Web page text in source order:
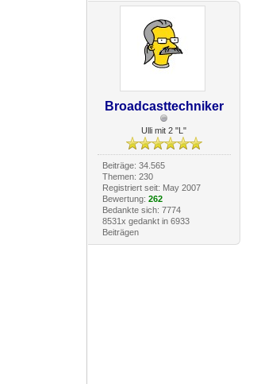
Broadcasttechniker
Ulli mit 2 "L"
Beiträge: 34.565
Themen: 230
Registriert seit: May 2007
Bewertung: 262
Bedankte sich: 7774
8531x gedankt in 6933
Beiträgen